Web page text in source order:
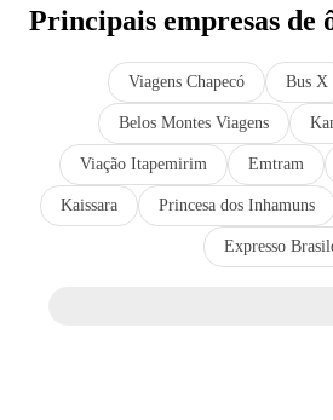
Principais empresas de
Viagens Chapecó Bus X
Belos Montes Viagens
Viação Itapemirim Emtram
Kaissara Princesa dos Inhamuns
Expresso